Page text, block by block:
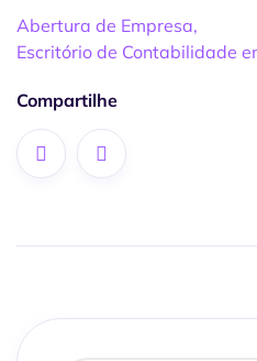
Abertura de Empresa,
Escritório de Contabilidade
Compartilhe